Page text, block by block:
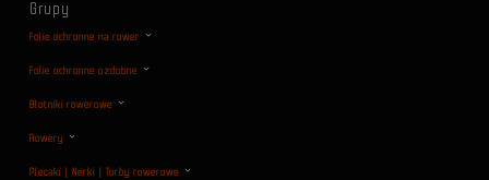
Grupy
Folie ochronne na rower
Folie ochronne ozdobne
Błotniki rowerowe
Rowery
Plecaki | Nerki | Torby rowerowe